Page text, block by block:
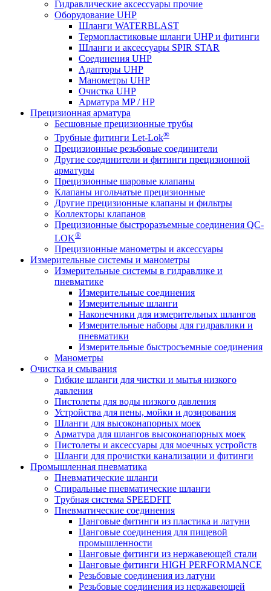
Гидравлические аксессуары прочие
Оборудование UHP
Шланги WATERBLAST
Термопластиковые шланги UHP и фитинги
Шланги и аксессуары SPIR STAR
Соединения UHP
Адапторы UHP
Манометры UHP
Очистка UHP
Арматура MP / HP
Прецизионная арматура
Бесшовные прецизионные трубы
Трубные фитинги Let-Lok®
Прецизионные резьбовые соединители
Другие соединители и фитинги прецизионной
арматуры
Прецизионные шаровые клапаны
Клапаны игольчатые прецизионные
Другие прецизионные клапаны и фильтры
Коллекторы клапанов
Прецизионные быстроразъемные соединения QC-
LOK®
Прецизионные манометры и аксессуары
Измерительные системы и манометры
Измерительные системы в гидравлике и
пневматике
Измерительные соединения
Измерительные шланги
Наконечники для измерительных шлангов
Измерительные наборы для гидравлики и
пневматики
Измерительные быстросъемные соединения
Манометры
Очистка и смывания
Гибкие шланги для чистки и мытья низкого
давления
Пистолеты для воды низкого давления
Устройства для пены, мойки и дозирования
Шланги для высоконапорных моек
Арматура для шлангов высоконапорных моек
Пистолеты и аксессуары для моечных устройств
Шланги для прочистки канализации и фитинги
Промышленная пневматика
Пневматические шланги
Спиральные пневматические шланги
Tрубная система SPEEDFIT
Пневматические соединения
Цанговые фитинги из пластика и латуни
Цанговые соединения для пищевой
промышленности
Цанговые фитинги из нержавеющей стали
Цанговые фитинги HIGH PERFORMANCE
Резьбовые соединения из латуни
Резьбовые соединения из нержавеющей